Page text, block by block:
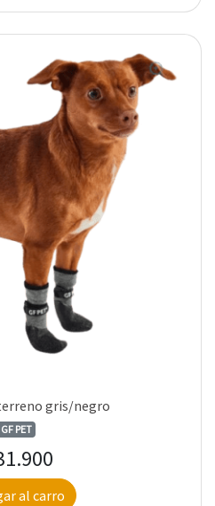
gris/negro
GF PET
al carro